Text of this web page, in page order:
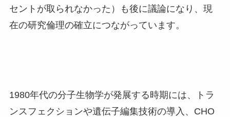
セントが取られなかった）も後に議論になり、現
在の研究倫理の確立につながっています。
1980年代の分子生物学が発展する時期には、トラ
ンスフェクションや遺伝子編集技術の導入、CHO